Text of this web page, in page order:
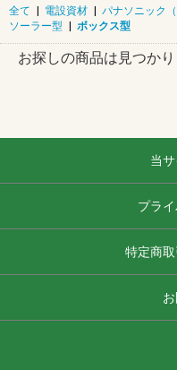
全て | 電設資材 | パナソニック
ソーラー型 | ボックス型
お探しの商品は見つか
当
プラ
特定商